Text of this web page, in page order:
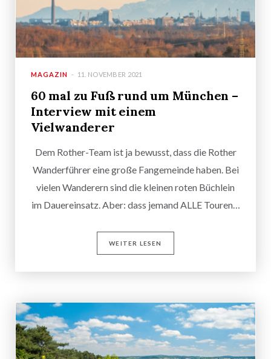
MAGAZIN 11. NOVEMBER 2021
60 mal zu Fuß rund um München –
Interview mit einem
Vielwanderer
Dem Rother-Team ist ja bewusst, dass die Rother
Wanderführer eine große Fangemeinde haben. Bei
vielen Wanderern sind die kleinen roten Büchlein
im Dauereinsatz. Aber: dass jemand ALLE Touren…
WEITER LESEN